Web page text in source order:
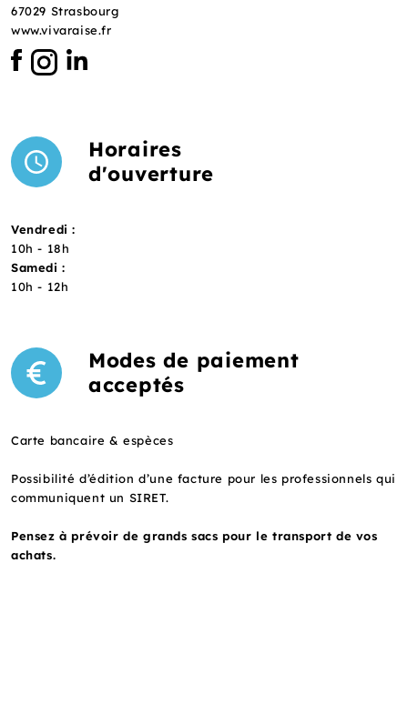
67029 Strasbourg
www.vivaraise.fr
Horaires
d'ouverture
Vendredi :
10h - 18h
Samedi :
10h - 12h
Modes de paiement
acceptés
Carte bancaire & espèces
Possibilité d’édition d’une facture pour les professionnels qui
communiquent un SIRET.
Pensez à prévoir de grands sacs pour le transport de vos
achats.